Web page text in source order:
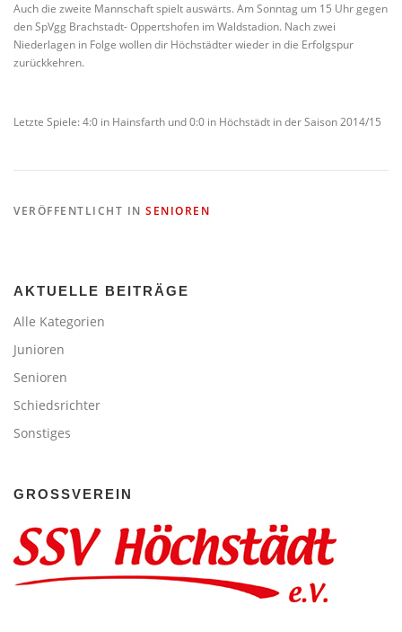
Auch die zweite Mannschaft spielt auswärts. Am Sonntag um 15 Uhr gegen
den SpVgg Brachstadt- Oppertshofen im Waldstadion. Nach zwei
Niederlagen in Folge wollen dir Höchstädter wieder in die Erfolgspur
zurückkehren.
Letzte Spiele: 4:0 in Hainsfarth und 0:0 in Höchstädt in der Saison 2014/15
VERÖFFENTLICHT IN SENIOREN
AKTUELLE BEITRÄGE
Alle Kategorien
Junioren
Senioren
Schiedsrichter
Sonstiges
GROSSVEREIN